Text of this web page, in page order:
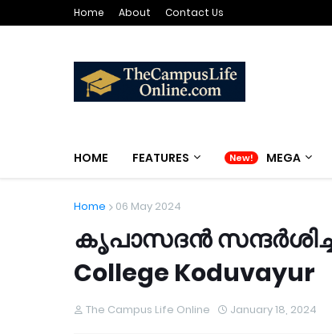
Home About Contact Us
HOME FEATURES MEGA
Home 06 May 2024
കൃപാസദൻ സന്ദർശിച്ചു
College Koduvayur
The Campus Life Online January 18, 2024